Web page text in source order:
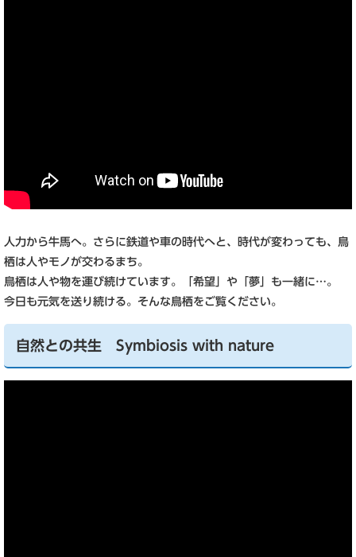
人力から牛馬へ。さらに鉄道や車の時代へと、時代が変わっても、鳥
栖は人やモノが交わるまち。
鳥栖は人や物を運び続けています。「希望」や「夢」も一緒に…。
今日も元気を送り続ける。そんな鳥栖をご覧ください。
自然との共生 Symbiosis with nature